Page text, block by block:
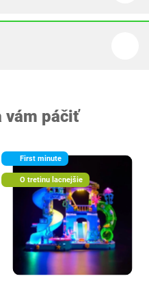
vám páčiť
First minute
O tretinu lacnejšie